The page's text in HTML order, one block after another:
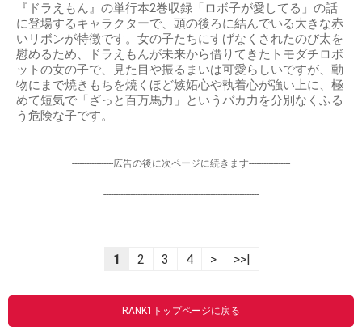
『ドラえもん』の単行本2巻収録「ロボ子が愛してる」の話
に登場するキャラクターで、頭の後ろに結んでいる大きな赤
いリボンが特徴です。女の子たちにすげなくされたのび太を
慰めるため、ドラえもんが未来から借りてきたトモダチロボ
ットの女の子で、見た目や振るまいは可愛らしいですが、動
物にまで焼きもちを焼くほど嫉妬心や執着心が強い上に、極
めて短気で「ざっと百万馬力」というバカ力を分別なくふる
う危険な子です。
-----------------広告の後に次ページに続きます-----------------
----------------------------------------------------------------
1 2 3 4 > >>|
RANK1トップページに戻る